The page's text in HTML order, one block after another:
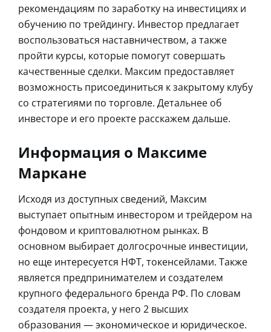
рекомендациям по заработку на инвестициях и
обучению по трейдингу. Инвестор предлагает
воспользоваться наставничеством, а также
пройти курсы, которые помогут совершать
качественные сделки. Максим предоставляет
возможность присоединиться к закрытому клубу
со стратегиями по торговле. Детальнее об
инвесторе и его проекте расскажем дальше.
Информация о Максиме
Маркане
Исходя из доступных сведений, Максим
выступает опытным инвестором и трейдером на
фондовом и криптовалютном рынках. В
основном выбирает долгосрочные инвестиции,
но еще интересуется НФТ, токенсейлами. Также
является предпринимателем и создателем
крупного федерального бренда РФ. По словам
создателя проекта, у него 2 высших
образования — экономическое и юридическое.